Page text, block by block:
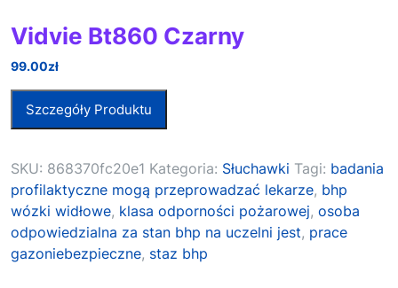
Vidvie Bt860 Czarny
99.00zł
Szczegóły Produktu
SKU: 868370fc20e1 Kategoria: Słuchawki Tagi: badania
profilaktyczne mogą przeprowadzać lekarze, bhp
wózki widłowe, klasa odporności pożarowej, osoba
odpowiedzialna za stan bhp na uczelni jest, prace
gazoniebezpieczne, staz bhp